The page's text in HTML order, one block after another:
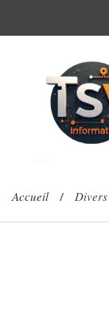
Accueil / Divers